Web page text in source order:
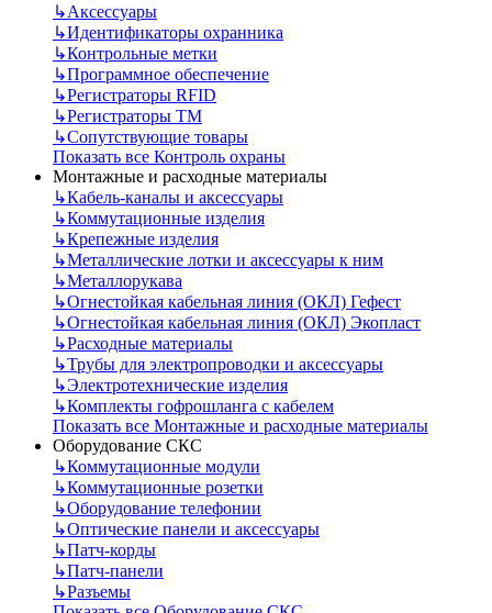
↳Аксессуары
↳Идентификаторы охранника
↳Контрольные метки
↳Программное обеспечение
↳Регистраторы RFID
↳Регистраторы ТМ
↳Сопутствующие товары
Показать все Контроль охраны
Монтажные и расходные материалы
↳Кабель-каналы и аксессуары
↳Коммутационные изделия
↳Крепежные изделия
↳Металлические лотки и аксессуары к ним
↳Металлорукава
↳Огнестойкая кабельная линия (ОКЛ) Гефест
↳Огнестойкая кабельная линия (ОКЛ) Экопласт
↳Расходные материалы
↳Трубы для электропроводки и аксессуары
↳Электротехнические изделия
↳Комплекты гофрошланга с кабелем
Показать все Монтажные и расходные материалы
Оборудование СКС
↳Коммутационные модули
↳Коммутационные розетки
↳Оборудование телефонии
↳Оптические панели и аксессуары
↳Патч-корды
↳Патч-панели
↳Разъемы